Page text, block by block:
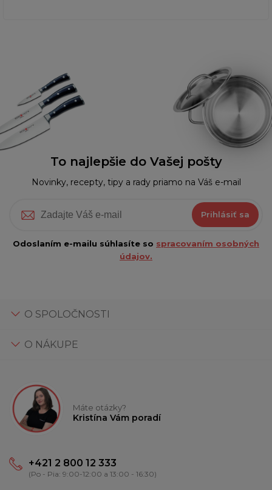
To najlepšie do Vašej pošty
Novinky, recepty, tipy a rady priamo na Váš e-mail
Prihlásiť sa
Odoslaním e-mailu súhlasíte so spracovaním osobných
údajov.
O SPOLOČNOSTI
O NÁKUPE
Máte otázky?
Kristína Vám poradí
+421 2 800 12 333
(Po - Pia: 9:00-12:00 a 13:00 - 16:30)